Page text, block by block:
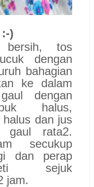
)
tos
dengan
bahagian
ke dalam
dengan
halus,
dan jus
gaul rata2.
secukup
dan perap
sejuk
jam.